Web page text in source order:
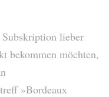
lieber
bekommen möchten,
»Bordeaux